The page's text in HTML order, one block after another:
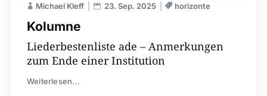
Kolumne
Michael Kleff 23. Sep. 2025 horizonte
Liederbestenliste ade – Anmerkungen
zum Ende einer Institution
Weiterlesen...